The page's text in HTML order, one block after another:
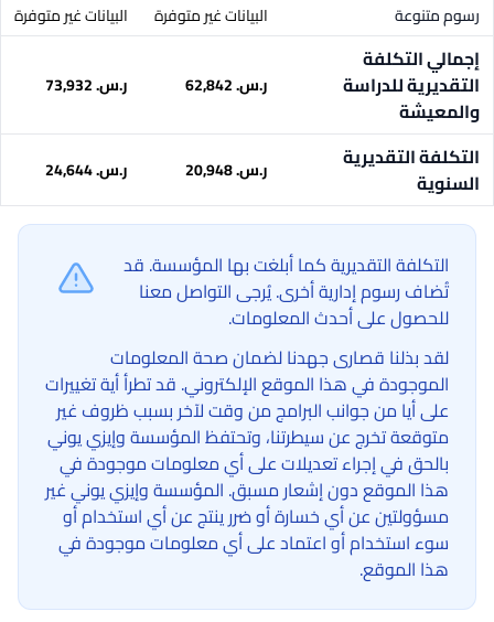
رسوم متنوعة
البيانات غير متوفرة البيانات غير متوفرة
إجمالي التكلفة
التقديرية للدراسة
والمعيشة
ر.س.‏ 62,842 ر.س.‏ 73,932
التكلفة التقديرية
السنوية
ر.س.‏ 20,948 ر.س.‏ 24,644
التكلفة التقديرية كما أبلغت بها المؤسسة. قد
تُضاف رسوم إدارية أخرى. يُرجى التواصل معنا
للحصول على أحدث المعلومات.
لقد بذلنا قصارى جهدنا لضمان صحة المعلومات
الموجودة في هذا الموقع الإلكتروني. قد تطرأ أية تغييرات
على أيا من جوانب البرامج من وقت لآخر بسبب ظروف غير
متوقعة تخرج عن سيطرتنا، وتحتفظ المؤسسة وإيزي يوني
بالحق في إجراء تعديلات على أي معلومات موجودة في
هذا الموقع دون إشعار مسبق. المؤسسة وإيزي يوني غير
مسؤولتين عن أي خسارة أو ضرر ينتج عن أي استخدام أو
سوء استخدام أو اعتماد على أي معلومات موجودة في
هذا الموقع.